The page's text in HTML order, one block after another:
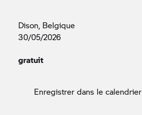
Dison, Belgique
30/05/2026
gratuit
Enregistrer dans le calendrier